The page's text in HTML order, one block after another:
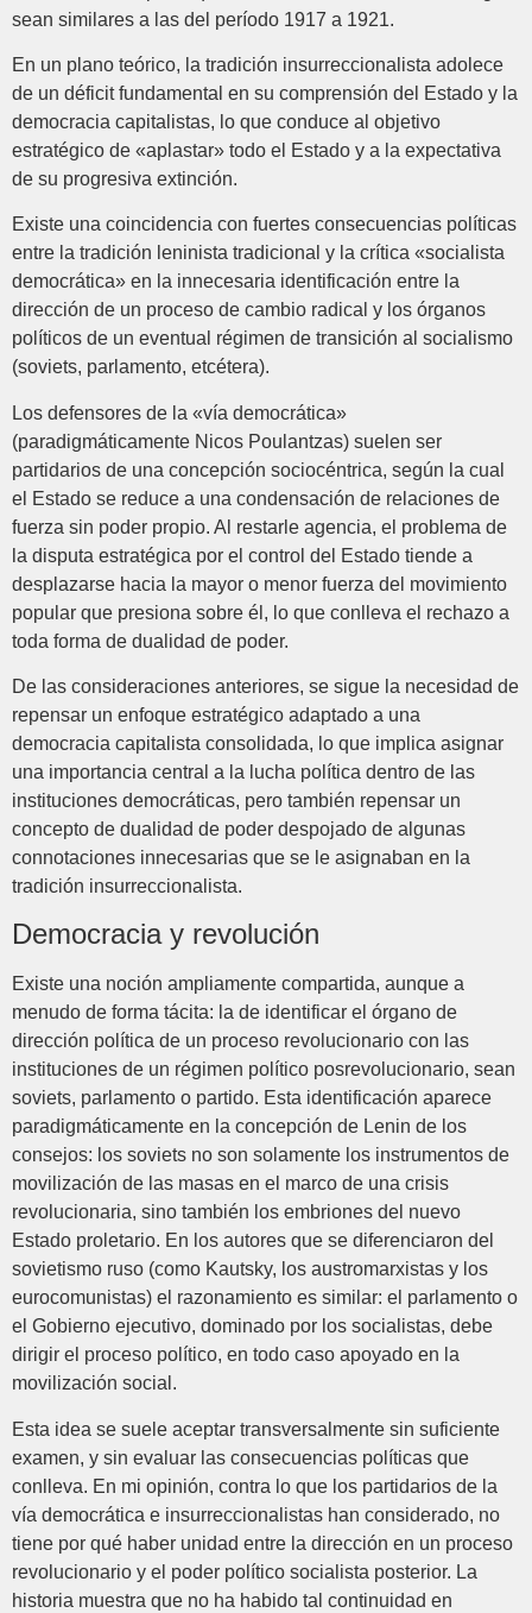
sean similares a las del período 1917 a 1921.
En un plano teórico, la tradición insurreccionalista adolece
de un déficit fundamental en su comprensión del Estado y la
democracia capitalistas, lo que conduce al objetivo
estratégico de «aplastar» todo el Estado y a la expectativa
de su progresiva extinción.
Existe una coincidencia con fuertes consecuencias políticas
entre la tradición leninista tradicional y la crítica «socialista
democrática» en la innecesaria identificación entre la
dirección de un proceso de cambio radical y los órganos
políticos de un eventual régimen de transición al socialismo
(soviets, parlamento, etcétera).
Los defensores de la «vía democrática»
(paradigmáticamente Nicos Poulantzas) suelen ser
partidarios de una concepción sociocéntrica, según la cual
el Estado se reduce a una condensación de relaciones de
fuerza sin poder propio. Al restarle agencia, el problema de
la disputa estratégica por el control del Estado tiende a
desplazarse hacia la mayor o menor fuerza del movimiento
popular que presiona sobre él, lo que conlleva el rechazo a
toda forma de dualidad de poder.
De las consideraciones anteriores, se sigue la necesidad de
repensar un enfoque estratégico adaptado a una
democracia capitalista consolidada, lo que implica asignar
una importancia central a la lucha política dentro de las
instituciones democráticas, pero también repensar un
concepto de dualidad de poder despojado de algunas
connotaciones innecesarias que se le asignaban en la
tradición insurreccionalista.
Democracia y revolución
Existe una noción ampliamente compartida, aunque a
menudo de forma tácita: la de identificar el órgano de
dirección política de un proceso revolucionario con las
instituciones de un régimen político posrevolucionario, sean
soviets, parlamento o partido. Esta identificación aparece
paradigmáticamente en la concepción de Lenin de los
consejos: los soviets no son solamente los instrumentos de
movilización de las masas en el marco de una crisis
revolucionaria, sino también los embriones del nuevo
Estado proletario. En los autores que se diferenciaron del
sovietismo ruso (como Kautsky, los austromarxistas y los
eurocomunistas) el razonamiento es similar: el parlamento o
el Gobierno ejecutivo, dominado por los socialistas, debe
dirigir el proceso político, en todo caso apoyado en la
movilización social.
Esta idea se suele aceptar transversalmente sin suficiente
examen, y sin evaluar las consecuencias políticas que
conlleva. En mi opinión, contra lo que los partidarios de la
vía democrática e insurreccionalistas han considerado, no
tiene por qué haber unidad entre la dirección en un proceso
revolucionario y el poder político socialista posterior. La
historia muestra que no ha habido tal continuidad en